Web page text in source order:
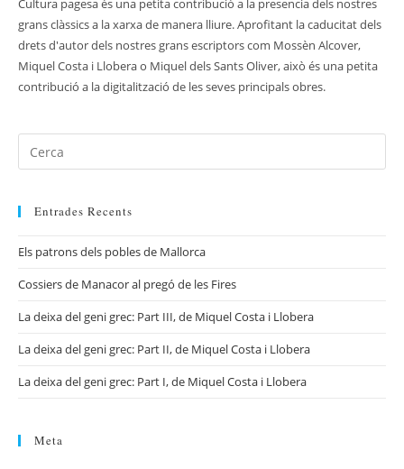
Cultura pagesa és una petita contribució a la presencia dels nostres
grans clàssics a la xarxa de manera lliure. Aprofitant la caducitat dels
drets d'autor dels nostres grans escriptors com Mossèn Alcover,
Miquel Costa i Llobera o Miquel dels Sants Oliver, això és una petita
contribució a la digitalització de les seves principals obres.
Entrades Recents
Els patrons dels pobles de Mallorca
Cossiers de Manacor al pregó de les Fires
La deixa del geni grec: Part III, de Miquel Costa i Llobera
La deixa del geni grec: Part II, de Miquel Costa i Llobera
La deixa del geni grec: Part I, de Miquel Costa i Llobera
Meta